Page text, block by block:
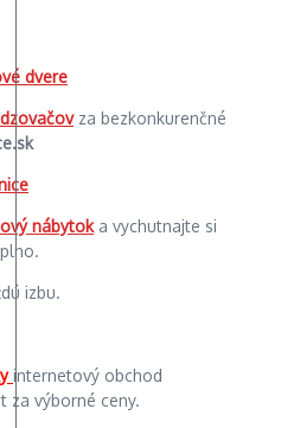
dvere
za bezkonkurenčné
nábytoka vychutnajte si
izbu.
internetový obchod
za výborné ceny.